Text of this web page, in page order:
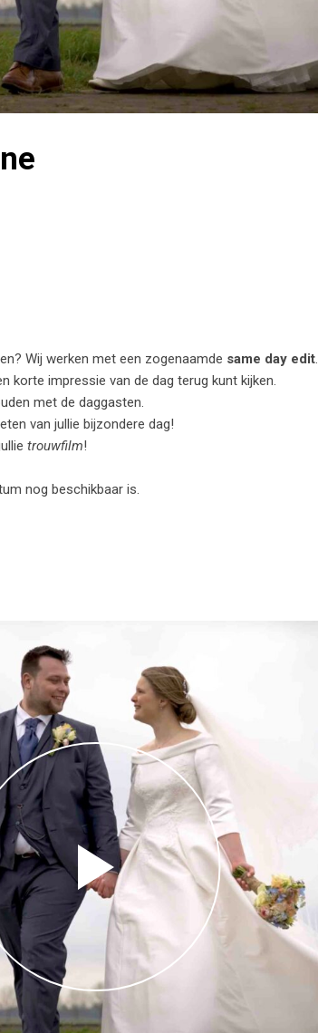
Wij werken met een zogenaamde same day edit.
korte impressie van de dag terug kunt kijken.
met de daggasten.
van jullie bijzondere dag!
trouwfilm!
nog beschikbaar is.